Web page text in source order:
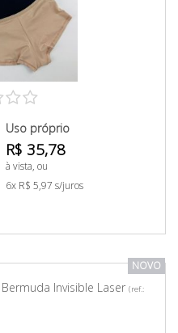
Uso próprio
R$ 35,78
à vista, ou
6x R$ 5,97 s/juros
NOVO
Invisible Laser (ref.: